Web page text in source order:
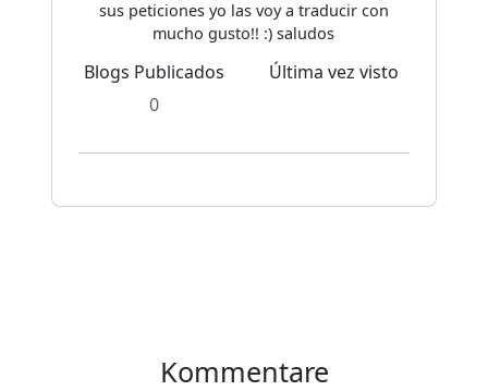
sus peticiones yo las voy a traducir con
mucho gusto!! :) saludos
Blogs Publicados
0
Última vez visto
Kommentare